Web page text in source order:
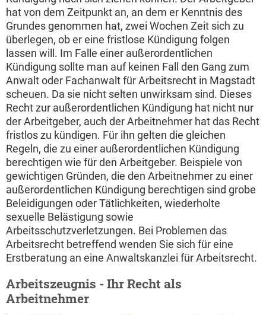
hat von dem Zeitpunkt an, an dem er Kenntnis des
Grundes genommen hat, zwei Wochen Zeit sich zu
überlegen, ob er eine fristlose Kündigung folgen
lassen will. Im Falle einer außerordentlichen
Kündigung sollte man auf keinen Fall den Gang zum
Anwalt oder Fachanwalt für Arbeitsrecht in Magstadt
scheuen. Da sie nicht selten unwirksam sind. Dieses
Recht zur außerordentlichen Kündigung hat nicht nur
der Arbeitgeber, auch der Arbeitnehmer hat das Recht
fristlos zu kündigen. Für ihn gelten die gleichen
Regeln, die zu einer außerordentlichen Kündigung
berechtigen wie für den Arbeitgeber. Beispiele von
gewichtigen Gründen, die den Arbeitnehmer zu einer
außerordentlichen Kündigung berechtigen sind grobe
Beleidigungen oder Tätlichkeiten, wiederholte
sexuelle Belästigung sowie
Arbeitsschutzverletzungen. Bei Problemen das
Arbeitsrecht betreffend wenden Sie sich für eine
Erstberatung an eine Anwaltskanzlei für Arbeitsrecht.
Arbeitszeugnis - Ihr Recht als
Arbeitnehmer